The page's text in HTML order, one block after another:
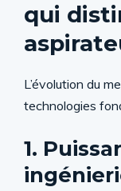
qui
L’évolution du
technologies
1.